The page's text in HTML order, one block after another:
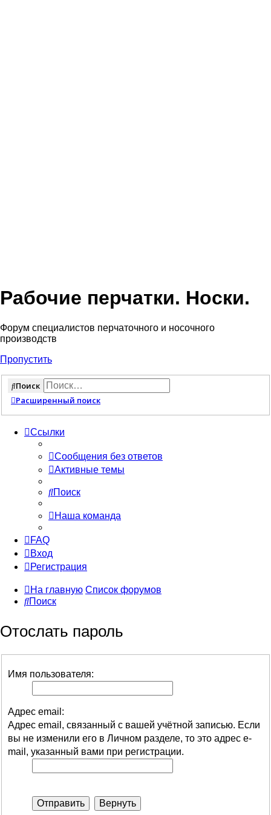
Рабочие перчатки. Носки.
Форум специалистов перчаточного и носочного
производств
Пропустить
Поиск
Расширенный поиск
Ссылки
Сообщения без ответов
Активные темы
Поиск
Наша команда
FAQ
Вход
Регистрация
На главную Список форумов
Поиск
Отослать пароль
Имя пользователя:
Адрес email:
Адрес email, связанный с вашей учётной записью. Если
вы не изменили его в Личном разделе, то это адрес e-
mail, указанный вами при регистрации.